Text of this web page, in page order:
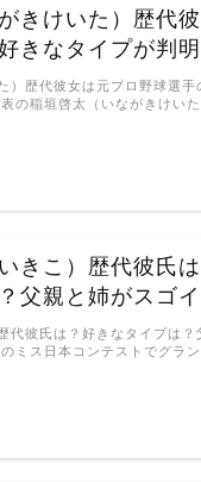
きけいた）歴代
きなタイプが判明
）歴代彼女は元プロ野球選手
の稲垣啓太（いながきけい
きこ）歴代彼氏
父親と姉がスゴイ
代彼氏は？好きなタイプは？
ミス日本コンテストでグラ